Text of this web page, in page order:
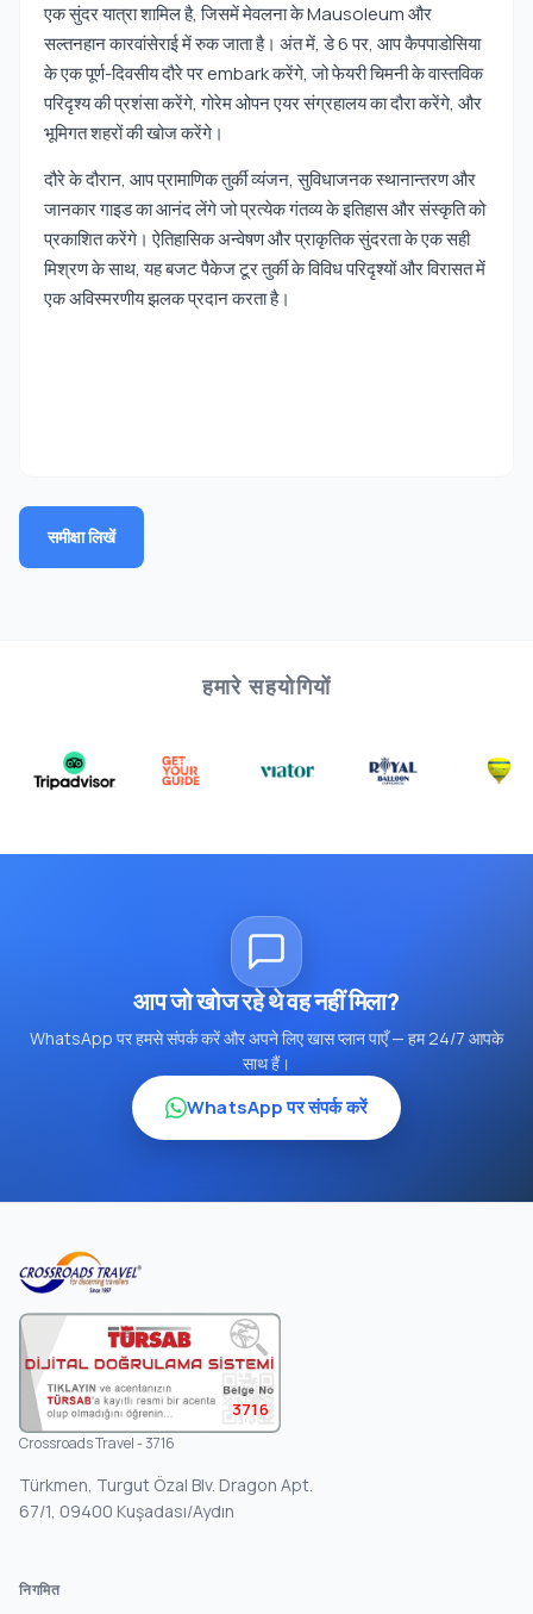
एक सुंदर यात्रा शामिल है, जिसमें मेवलना के Mausoleum और
सल्तनहान कारवांसेराई में रुक जाता है। अंत में, डे 6 पर, आप कैपपाडोसिया
के एक पूर्ण-दिवसीय दौरे पर embark करेंगे, जो फेयरी चिमनी के वास्तविक
परिदृश्य की प्रशंसा करेंगे, गोरेम ओपन एयर संग्रहालय का दौरा करेंगे, और
भूमिगत शहरों की खोज करेंगे।
दौरे के दौरान, आप प्रामाणिक तुर्की व्यंजन, सुविधाजनक स्थानान्तरण और
जानकार गाइड का आनंद लेंगे जो प्रत्येक गंतव्य के इतिहास और संस्कृति को
प्रकाशित करेंगे। ऐतिहासिक अन्वेषण और प्राकृतिक सुंदरता के एक सही
मिश्रण के साथ, यह बजट पैकेज टूर तुर्की के विविध परिदृश्यों और विरासत में
एक अविस्मरणीय झलक प्रदान करता है।
समीक्षा लिखें
हमारे सहयोगियों
आप जो खोज रहे थे वह नहीं मिला?
WhatsApp पर हमसे संपर्क करें और अपने लिए खास प्लान पाएँ — हम 24/7 आपके
साथ हैं।
WhatsApp पर संपर्क करें
3716
Crossroads Travel - 3716
Türkmen, Turgut Özal Blv. Dragon Apt.
67/1, 09400 Kuşadası/Aydın
निगमित